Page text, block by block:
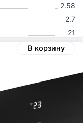
2.58
2.7
21
В корзину